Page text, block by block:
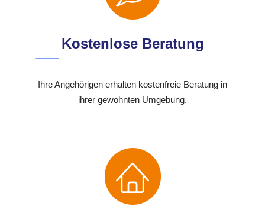
Kostenlose Beratung
Ihre Angehörigen erhalten kostenfreie Beratung in
ihrer gewohnten Umgebung.